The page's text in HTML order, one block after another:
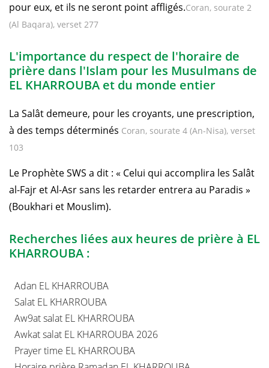
pour eux, et ils ne seront point affligés.Coran, sourate 2
(Al Baqara), verset 277
L'importance du respect de l'horaire de
prière dans l'Islam pour les Musulmans de
EL KHARROUBA et du monde entier
La Salât demeure, pour les croyants, une prescription,
à des temps déterminés Coran, sourate 4 (An-Nisa), verset
103
Le Prophète SWS a dit : « Celui qui accomplira les Salât
al-Fajr et Al-Asr sans les retarder entrera au Paradis »
(Boukhari et Mouslim).
Recherches liées aux heures de prière à EL
KHARROUBA :
Adan EL KHARROUBA
Salat EL KHARROUBA
Aw9at salat EL KHARROUBA
Awkat salat EL KHARROUBA 2026
Prayer time EL KHARROUBA